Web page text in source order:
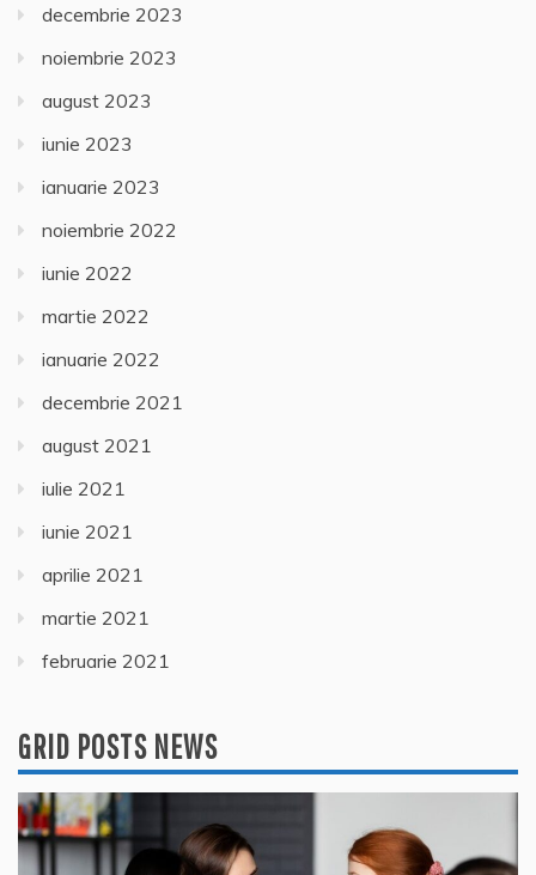
decembrie 2023
noiembrie 2023
august 2023
iunie 2023
ianuarie 2023
noiembrie 2022
iunie 2022
martie 2022
ianuarie 2022
decembrie 2021
august 2021
iulie 2021
iunie 2021
aprilie 2021
martie 2021
februarie 2021
GRID POSTS NEWS